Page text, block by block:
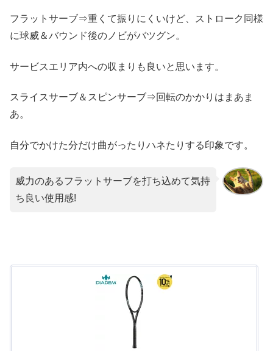
フラットサーブ⇒重くて振りにくいけど、ストローク同様
に球威＆バウンド後のノビがバツグン。
サービスエリア内への収まりも良いと思います。
スライスサーブ＆スピンサーブ⇒回転のかかりはまあま
あ。
自分でかけた分だけ曲がったりハネたりする印象です。
威力のあるフラットサーブを打ち込めて気持
ち良い使用感!